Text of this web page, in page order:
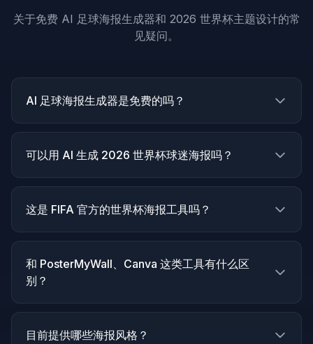
关于免费 AI 足球海报生成器和 2026 世界杯主题设计的常
见疑问。
AI 足球海报生成器是免费的吗？
可以用 AI 生成 2026 世界杯球迷海报吗？
这是 FIFA 官方的世界杯海报工具吗？
和 PosterMyWall、Canva 这类工具有什么区
别？
目前提供哪些海报风格？